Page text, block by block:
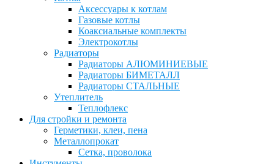
Аксессуары к котлам
Газовые котлы
Коаксиальные комплекты
Электрокотлы
Радиаторы
Радиаторы АЛЮМИНИЕВЫЕ
Радиаторы БИМЕТАЛЛ
Радиаторы СТАЛЬНЫЕ
Утеплитель
Теплофлекс
Для стройки и ремонта
Герметики, клеи, пена
Металлопрокат
Сетка, проволока